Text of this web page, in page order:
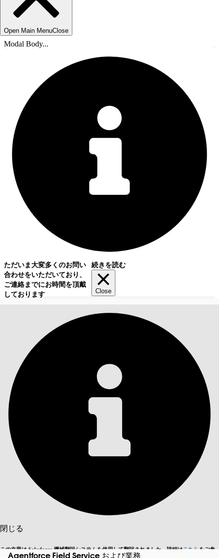
Open Main MenuClose
Modal Body...
ただいま大変多くのお問い
合わせをいただいており、
ご連絡までにお時間を頂戴
しております
続きを読む
Close
閉じる
この文章は Salesforce 機械翻訳システムを使用して翻訳されました。詳細はこちら をご参
目次